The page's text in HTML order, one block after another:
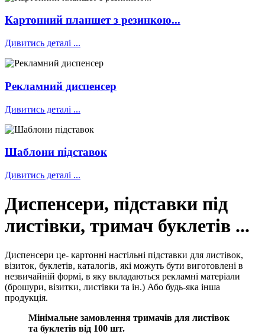
Картонний планшет з резинкою...
Дивитись деталі ...
Рекламний диспенсер
Дивитись деталі ...
Шаблони підставок
Дивитись деталі ...
Диспенсери, підставки під
листівки, тримач буклетів ...
Диспенсери це- картонні настільні підставки для листівок,
візиток, буклетів, каталогів, які можуть бути виготовлені в
незвичайній формі, в яку вкладаються рекламні матеріали
(брошури, візитки, листівки та ін.) Або будь-яка інша
продукція.
Мінімальне замовлення тримачів для листівок
та буклетів від 100 шт.